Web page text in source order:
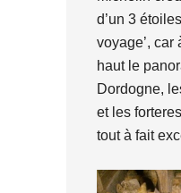
d’un 3
voyage’, car
haut le
Dordogne,
et les
tout à fait